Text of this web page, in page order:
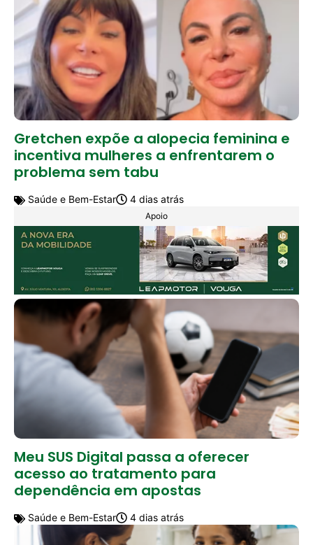
Gretchen expõe a alopecia feminina e
incentiva mulheres a enfrentarem o
problema sem tabu
Saúde e Bem-Estar 4 dias atrás
Apoio
Meu SUS Digital passa a oferecer
acesso ao tratamento para
dependência em apostas
Saúde e Bem-Estar 4 dias atrás